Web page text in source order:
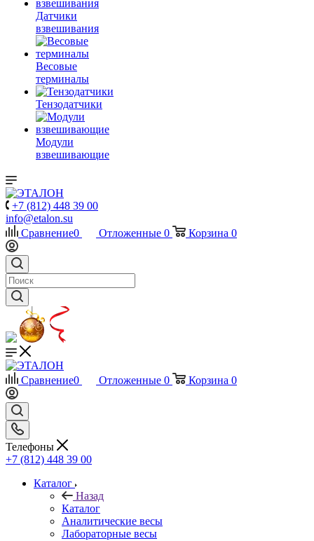
Датчики
взвешивания
Весовые
терминалы
Тензодатчики
Модули
взвешивающие
+7 (812) 448 39 00
info@etalon.su
Сравнение0 Отложенные 0 Корзина 0
Сравнение0 Отложенные 0 Корзина 0
Телефоны
+7 (812) 448 39 00
Каталог
Назад
Каталог
Аналитические весы
Лабораторные весы